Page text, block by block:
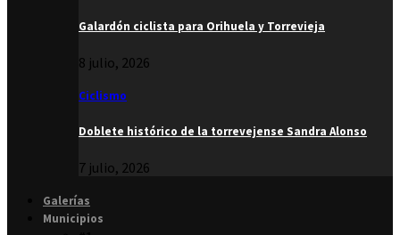
Galardón ciclista para Orihuela y Torrevieja
8 julio, 2026
Ciclismo
Doblete histórico de la torrevejense Sandra Alonso
7 julio, 2026
Galerías
Municipios